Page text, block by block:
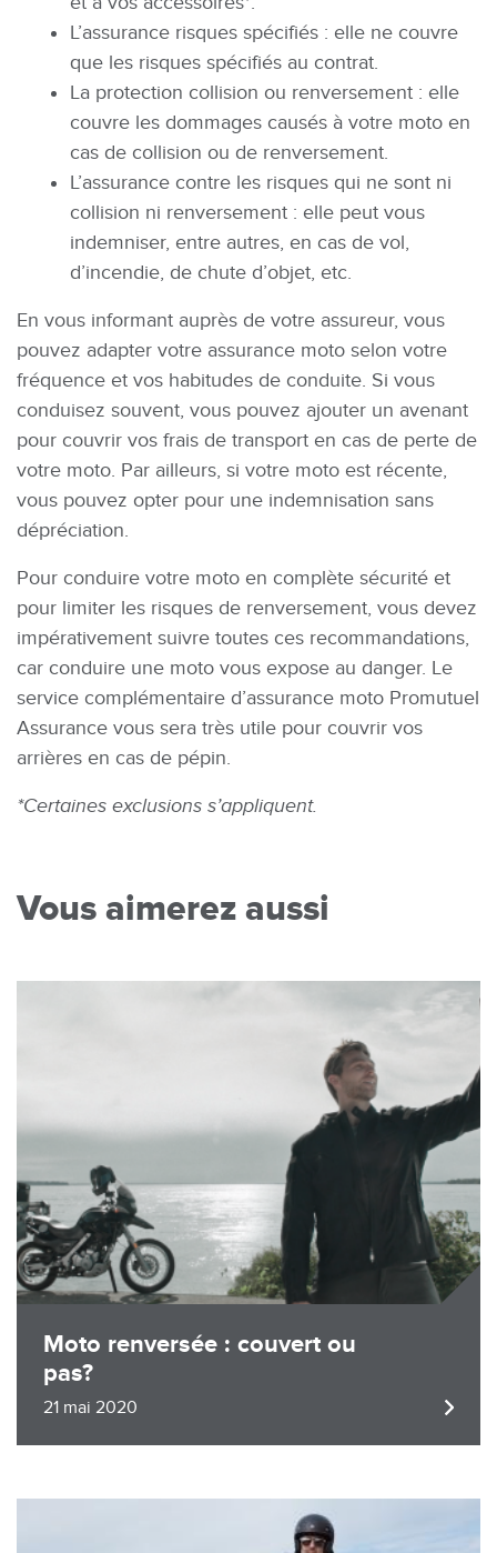
L’assurance risques spécifiés : elle ne couvre
que les risques spécifiés au contrat.
La protection collision ou renversement : elle
couvre les dommages causés à votre moto en
cas de collision ou de renversement.
L’assurance contre les risques qui ne sont ni
collision ni renversement : elle peut vous
indemniser, entre autres, en cas de vol,
d’incendie, de chute d’objet, etc.
En vous informant auprès de votre assureur, vous
pouvez adapter votre assurance moto selon votre
fréquence et vos habitudes de conduite. Si vous
conduisez souvent, vous pouvez ajouter un avenant
pour couvrir vos frais de transport en cas de perte de
votre moto. Par ailleurs, si votre moto est récente,
vous pouvez opter pour une indemnisation sans
dépréciation.
Pour conduire votre moto en complète sécurité et
pour limiter les risques de renversement, vous devez
impérativement suivre toutes ces recommandations,
car conduire une moto vous expose au danger. Le
service complémentaire d’assurance moto Promutuel
Assurance vous sera très utile pour couvrir vos
arrières en cas de pépin.
*Certaines exclusions s’appliquent.
Vous aimerez aussi
Moto renversée : couvert ou
pas?
21 mai 2020